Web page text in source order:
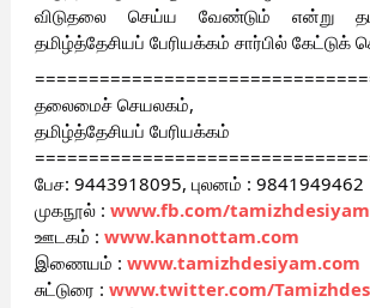
விடுதலை செய்ய வேண்டும் என்று
தமிழ்த்தேசியப் பேரியக்கம் சார்பில்
தலைமைச் செயலகம்,
தமிழ்த்தேசியப் பேரியக்கம்
பேச: 9443918095, புலனம் : 9841949462
முகநூல் : www.fb.com/tamizhdesiyam
ஊடகம் : www.kannottam.com
இணையம் : www.tamizhdesiyam.com
சுட்டுரை : www.twitter.com/